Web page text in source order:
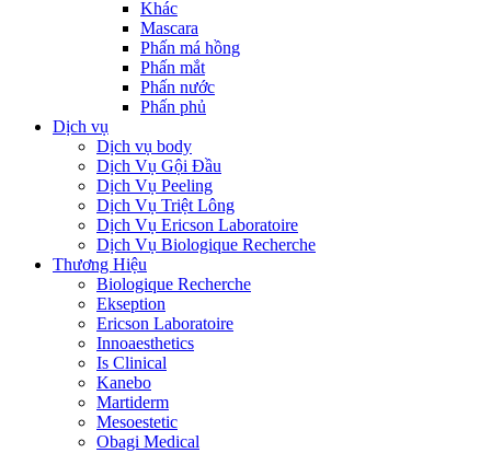
Khác
Mascara
Phấn má hồng
Phấn mắt
Phấn nước
Phấn phủ
Dịch vụ
Dịch vụ body
Dịch Vụ Gội Đầu
Dịch Vụ Peeling
Dịch Vụ Triệt Lông
Dịch Vụ Ericson Laboratoire
Dịch Vụ Biologique Recherche
Thương Hiệu
Biologique Recherche
Ekseption
Ericson Laboratoire
Innoaesthetics
Is Clinical
Kanebo
Martiderm
Mesoestetic
Obagi Medical